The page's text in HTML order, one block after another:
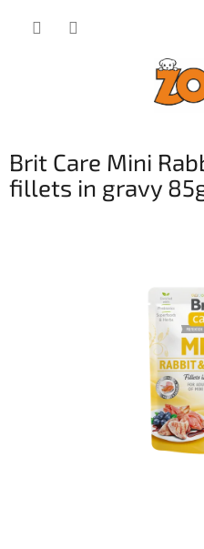
Brit Care Mini
fillets in gravy